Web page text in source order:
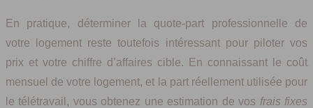
En pratique, déterminer la quote-part professionnelle de
votre logement reste toutefois intéressant pour piloter vos
prix et votre chiffre d’affaires cible. En connaissant le coût
mensuel de votre logement, et la part réellement utilisée pour
le télétravail, vous obtenez une estimation de vos frais fixes